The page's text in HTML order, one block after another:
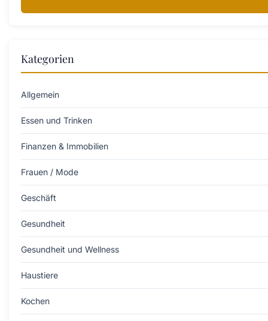
Kategorien
Allgemein
Essen und Trinken
Finanzen & Immobilien
Frauen / Mode
Geschäft
Gesundheit
Gesundheit und Wellness
Haustiere
Kochen